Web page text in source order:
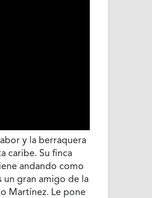
y la berraquera
caribe. Su finca
andando como
un gran amigo de la
Martínez. Le pone